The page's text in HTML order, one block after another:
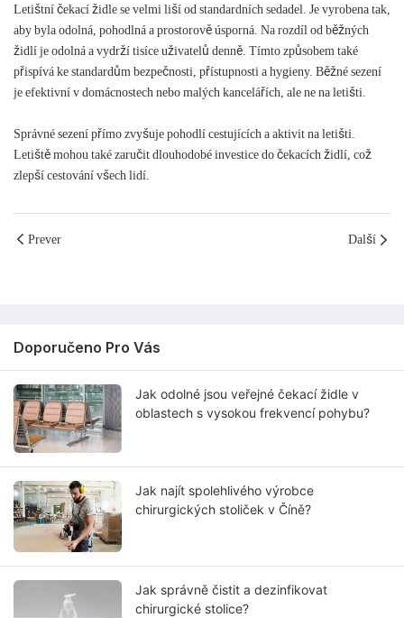
Letištní čekací židle se velmi liší od standardních sedadel. Je vyrobena tak,
aby byla odolná, pohodlná a prostorově úsporná. Na rozdíl od běžných
židlí je odolná a vydrží tisíce uživatelů denně. Tímto způsobem také
přispívá ke standardům bezpečnosti, přístupnosti a hygieny. Běžné sezení
je efektivní v domácnostech nebo malých kancelářích, ale ne na letišti.
Správné sezení přímo zvyšuje pohodlí cestujících a aktivit na letišti.
Letiště mohou také zaručit dlouhodobé investice do čekacích židlí, což
zlepší cestování všech lidí.
Prever Další
Doporučeno Pro Vás
Jak odolné jsou veřejné čekací židle v
oblastech s vysokou frekvencí pohybu?
Jak najít spolehlivého výrobce
chirurgických stoliček v Číně?
Jak správně čistit a dezinfikovat
chirurgické stolice?